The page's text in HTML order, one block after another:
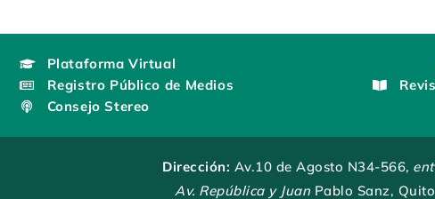
Plataforma Virtual
Registro Público de Medios
Consejo Stereo
Dirección: Av.10 de Agosto N34-566,
Av. República y Juan Pablo Sanz, Quito